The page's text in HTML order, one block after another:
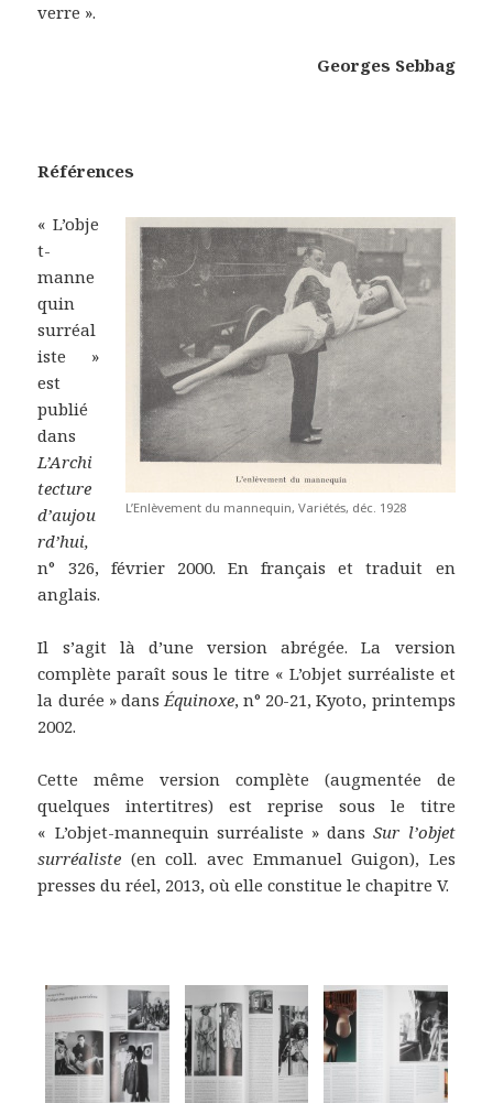
verre ».
Georges Sebbag
Références
L’Enlèvement du mannequin, Variétés, déc. 1928
« L’obje
t-
manne
quin
surréal
iste »
est
publié
dans
L’Archi
tecture
d’aujou
rd’hui,
n° 326, février 2000. En français et traduit en
anglais.
Il s’agit là d’une version abrégée. La version
complète paraît sous le titre « L’objet surréaliste et
la durée » dansÉquinoxe, n° 20-21, Kyoto, printemps
2002.
Cette même version complète (augmentée de
quelques intertitres) est reprise sous le titre
« L’objet-mannequin surréaliste » dansSur l’objet
surréaliste (en coll. avec Emmanuel Guigon), Les
presses du réel, 2013, où elle constitue le chapitre V.